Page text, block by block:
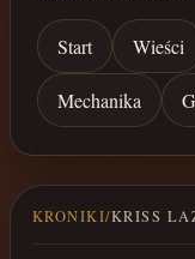
Start Wieści
Mechanika
KRONIKI/KRISS